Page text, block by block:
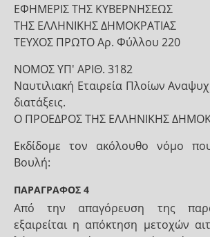
ΕΦΗΜΕΡΙΣ ΤΗΣ ΚΥΒΕΡΝΗΣΕΩΣ
ΤΗΣ ΕΛΛΗΝΙΚΗΣ ΔΗΜΟΚΡΑΤΙΑΣ
ΤΕΥΧΟΣ ΠΡΩΤΟ Αρ. Φύλλου 220
ΝΟΜΟΣ ΥΠ' ΑΡΙΘ. 3182
Ναυτιλιακή Εταιρεία Πλοίων
διατάξεις.
Ο ΠΡΟΕΔΡΟΣ ΤΗΣ ΕΛΛΗΝΙΚΗΣ
Εκδίδομε τον ακόλουθο νόμο
Βουλή:
ΠΑΡΑΓΡΑΦΟΣ 4
Από την απαγόρευση της
εξαιρείται η απόκτηση μετοχών